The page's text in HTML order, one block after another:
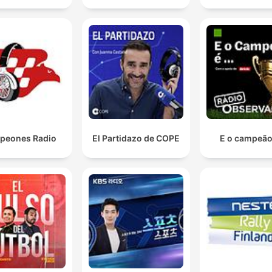
Radio El Partidazo de COPE E o